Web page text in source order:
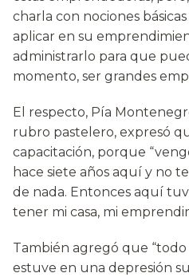
charla con nociones
aplicar en su
administrarlo para que
momento, ser grandes
El respecto, Pía
rubro pastelero, expresó
capacitación, porque
hace siete años aquí y no
de nada. Entonces aquí
tener mi casa, mi
También agregó que
estuve en una depresión